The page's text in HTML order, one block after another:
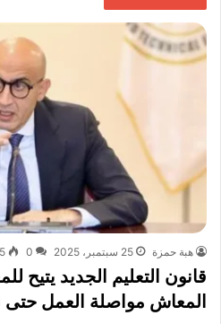
هبة حمزة 25 سبتمبر، 2025 0
5
قانون التعليم الجديد يتيح
المعاش مواصلة العمل حتى